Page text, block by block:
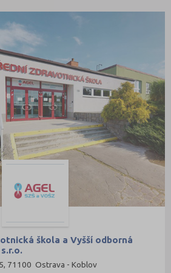
škola a Vyšší odborná
71100 Ostrava - Koblov